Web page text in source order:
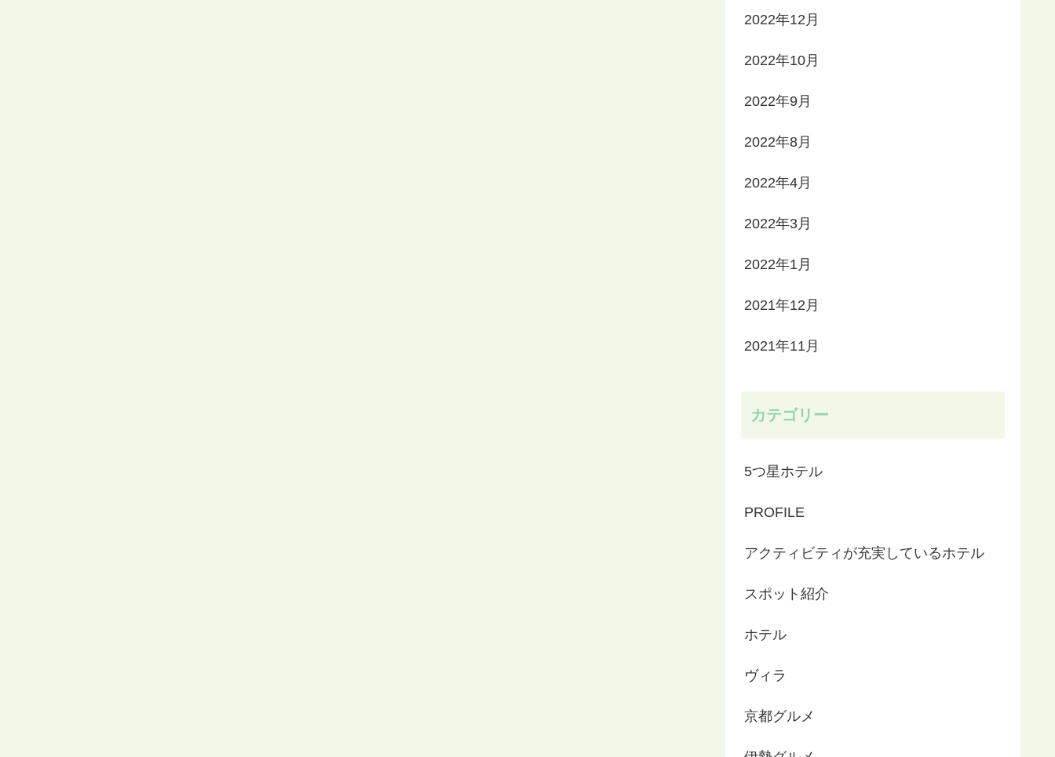
2022年12月
2022年10月
2022年9月
2022年8月
2022年4月
2022年3月
2022年1月
2021年12月
2021年11月
カテゴリー
5つ星ホテル
PROFILE
アクティビティが充実しているホテル
スポット紹介
ホテル
ヴィラ
京都グルメ